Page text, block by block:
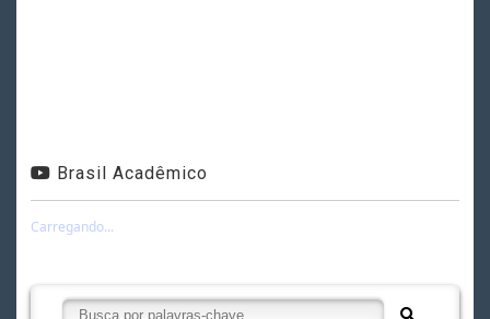
Brasil Acadêmico
Carregando...